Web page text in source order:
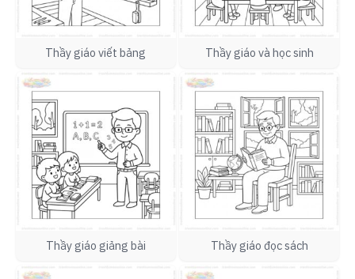
Thầy giáo viết bảng Thầy giáo và học sinh
Thầy giáo giảng bài Thầy giáo đọc sách